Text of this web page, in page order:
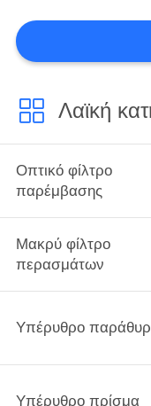
Λαϊκή
Οπτικό φίλτρο
παρέμβασης
Μακρύ φίλτρο
περασμάτων
Υπέρυθρο
Υπέρυθρο πρίσμα